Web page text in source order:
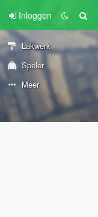
Inloggen
Lakwerk
Speler
Meer